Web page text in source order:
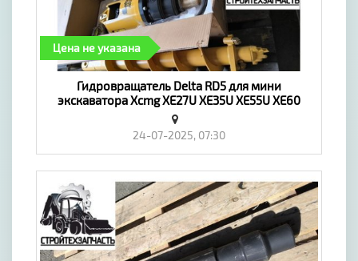
Цена не указана
​Гидровращатель Delta RD5 для мини
экскаватора Xcmg XE27U XE35U XE55U XE60
XE75D XE80D, Sinomach - «Транспорт»
24-07-2025, 07:30